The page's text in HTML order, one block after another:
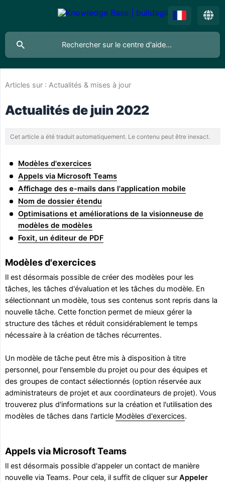
Articles sur : Actualités & mises à jour
Actualités de juin 2022
Cet article a été traduit automatiquement. Le contenu peut être inexact.
Modèles d'exercices
Appels via Microsoft Teams
Affichage des e-mails dans l'application mobile
Nom de dossier étendu
Optimisations et améliorations de la visionneuse de
modèles de modèles
Foxit, un éditeur de PDF
Modèles d'exercices
Il est désormais possible de créer des modèles pour les
tâches, les tâches d'évaluation et les tâches du modèle. En
sélectionnant un modèle, tous ses contenus sont repris dans la
nouvelle tâche. Cette fonction permet de mieux gérer la
structure des tâches et réduit considérablement le temps
nécessaire à la création de tâches récurrentes.
Un modèle de tâche peut être mis à disposition à titre
personnel, pour l'ensemble du projet ou pour des équipes et
des groupes de contact sélectionnés (option réservée aux
administrateurs de projet et aux coordinateurs de projet). Vous
trouverez plus d'informations sur la création et l'utilisation des
modèles de tâches dans l'article Modèles d'exercices.
Appels via Microsoft Teams
Il est désormais possible d'appeler un contact de manière
nouvelle via Teams. Pour cela, il suffit de cliquer sur Appeler